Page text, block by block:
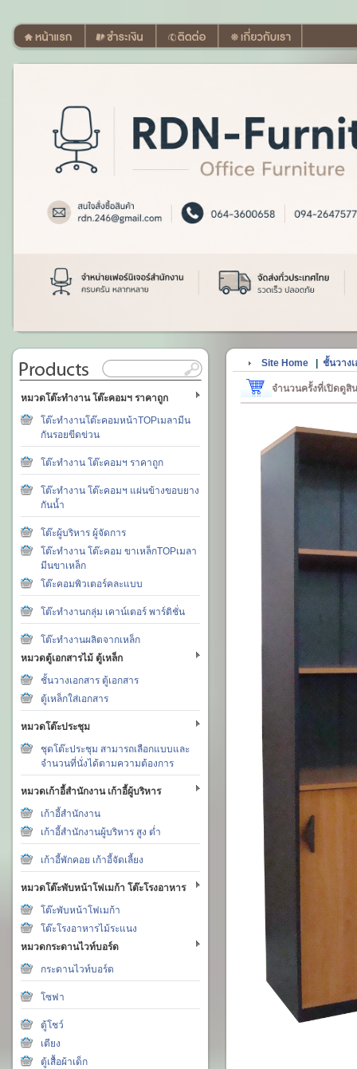
หมวดโต๊ะทำงาน โต๊ะคอมฯ ราคาถูก
โต๊ะทำงานโต๊ะคอมหน้าTOPเมลามีน
กันรอยขีดข่วน
โต๊ะทำงาน โต๊ะคอมฯ ราคาถูก
โต๊ะทำงาน โต๊ะคอมฯ แผ่นข้างขอบยาง
กันน้ำ
โต๊ะผู้บริหาร ผู้จัดการ
โต๊ะทำงาน โต๊ะคอม ขาเหล็กTOPเมลา
มีนขาเหล็ก
โต๊ะคอมพิวเตอร์คละแบบ
โต๊ะทำงานกลุ่ม เคาน์เตอร์ พาร์ติชั่น
โต๊ะทำงานผลิตจากเหล็ก
หมวดตู้เอกสารไม้ ตู้เหล็ก
ชั้นวางเอกสาร ตู้เอกสาร
ตู้เหล็กใส่เอกสาร
หมวดโต๊ะประชุม
ชุดโต๊ะประชุม สามารถเลือกแบบและ
จำนวนที่นั่งได้ตามความต้องการ
หมวดเก้าอี้สำนักงาน เก้าอี้ผู้บริหาร
เก้าอี้สำนักงาน
เก้าอี้สำนักงานผู้บริหาร สูง ต่ำ
เก้าอี้พักคอย เก้าอี้จัดเลี้ยง
หมวดโต๊ะพับหน้าโฟเมก้า โต๊ะโรงอาหาร
โต๊ะพับหน้าโฟเมก้า
โต๊ะโรงอาหารไม้ระแนง
หมวดกระดานไวท์บอร์ด
กระดานไวท์บอร์ด
โซฟา
ตู้โชว์
เตียง
ตู้เสื้อผ้าเด็ก
Site Home ชั้นวางเ
จำนวนครั้งที่เปิดดูสิ